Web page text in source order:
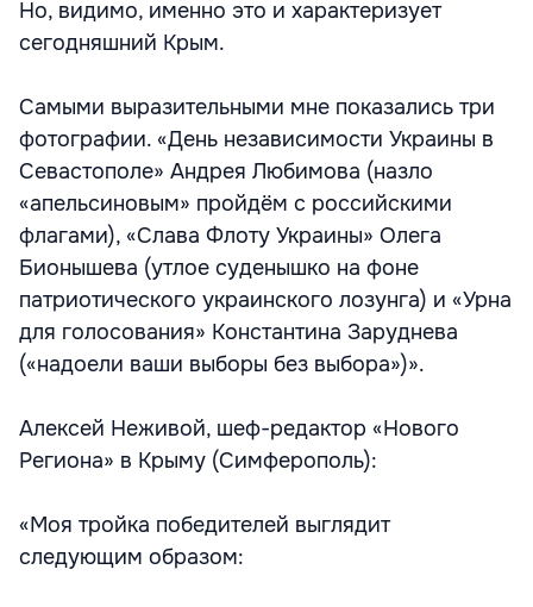
Но, видимо, именно это и характеризует
сегодняшний Крым.
Самыми выразительными мне показались три
фотографии. «День независимости Украины в
Севастополе» Андрея Любимова (назло
«апельсиновым» пройдём с российскими
флагами), «Слава Флоту Украины» Олега
Бионышева (утлое суденышко на фоне
патриотического украинского лозунга) и «Урна
для голосования» Константина Заруднева
(«надоели ваши выборы без выбора»)».
Алексей Неживой, шеф-редактор «Нового
Региона» в Крыму (Симферополь):
«Моя тройка победителей выглядит
следующим образом: